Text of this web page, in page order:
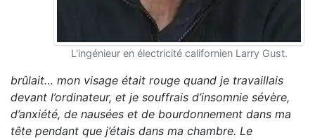
L'ingénieur en électricité californien Larry Gust.
brûlait… mon visage était rouge quand je travaillais
devant l’ordinateur, et je souffrais d’insomnie sévère,
d’anxiété, de nausées et de bourdonnement dans ma
tête pendant que j’étais dans ma chambre. Le